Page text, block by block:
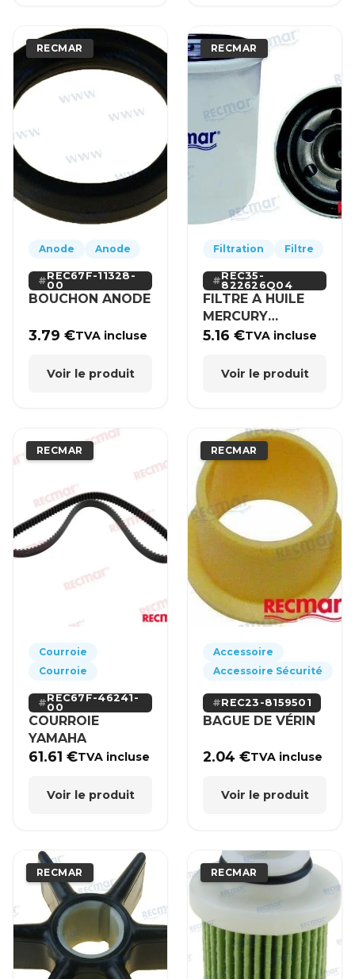
RECMAR
Anode Anode
REC67F-11328-
00
BOUCHON ANODE
3.79€TVA incluse
Voir le produit
RECMAR
Filtration Filtre
REC35-
822626Q04
FILTRE A HUILE
MERCURY
MERCRUISER
5.16€TVA incluse
Voir le produit
RECMAR
Courroie
Courroie
REC67F-46241-
00
COURROIE
YAMAHA
61.61€TVA incluse
Voir le produit
RECMAR
Accessoire
Accessoire Sécurité
REC23-8159501
BAGUE DE VÉRIN
2.04€TVA incluse
Voir le produit
RECMAR RECMAR